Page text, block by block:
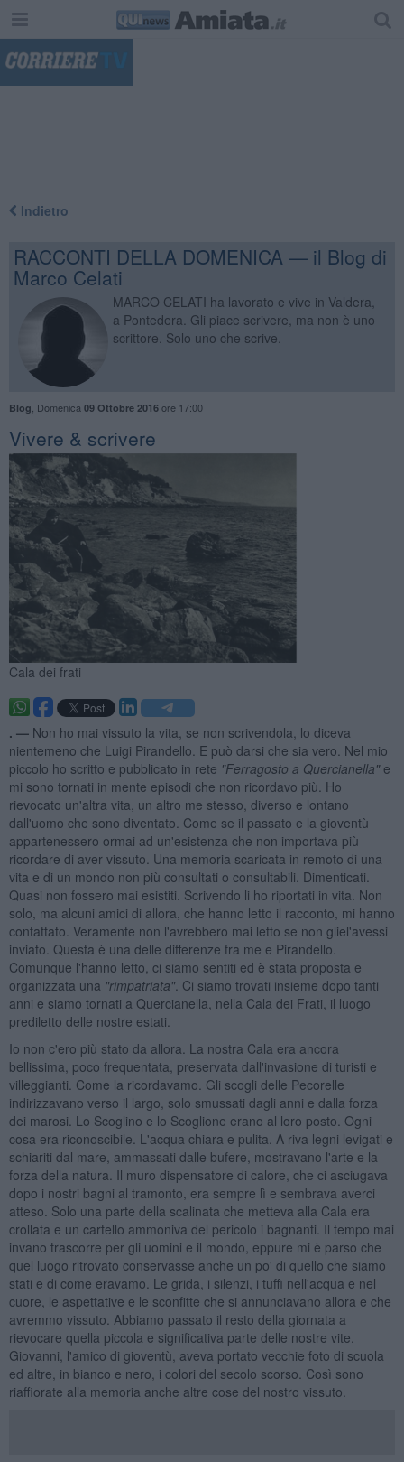
Indietro
RACCONTI DELLA DOMENICA — il Blog di
Marco Celati
MARCO CELATI ha lavorato e vive in Valdera,
a Pontedera. Gli piace scrivere, ma non è uno
scrittore. Solo uno che scrive.
Blog Domenica 09 Ottobre 2016ore 17:00
Vivere & scrivere
Cala dei frati
. — Non ho mai vissuto la vita, se non scrivendola, lo diceva
nientemeno che Luigi Pirandello. E può darsi che sia vero. Nel mio
piccolo ho scritto e pubblicato in rete "Ferragosto a Quercianella"e
mi sono tornati in mente episodi che non ricordavo più. Ho
rievocato un'altra vita, un altro me stesso, diverso e lontano
dall'uomo che sono diventato. Come se il passato e la gioventù
appartenessero ormai ad un'esistenza che non importava più
ricordare di aver vissuto. Una memoria scaricata in remoto di una
vita e di un mondo non più consultati o consultabili. Dimenticati.
Quasi non fossero mai esistiti. Scrivendo li ho riportati in vita. Non
solo, ma alcuni amici di allora, che hanno letto il racconto, mi hanno
contattato. Veramente non l'avrebbero mai letto se non gliel'avessi
inviato. Questa è una delle differenze fra me e Pirandello.
Comunque l'hanno letto, ci siamo sentiti ed è stata proposta e
organizzata una "rimpatriata". Ci siamo trovati insieme dopo tanti
anni e siamo tornati a Quercianella, nella Cala dei Frati, il luogo
prediletto delle nostre estati.
Io non c'ero più stato da allora. La nostra Cala era ancora
bellissima, poco frequentata, preservata dall'invasione di turisti e
villeggianti. Come la ricordavamo. Gli scogli delle Pecorelle
indirizzavano verso il largo, solo smussati dagli anni e dalla forza
dei marosi. Lo Scoglino e lo Scoglione erano al loro posto. Ogni
cosa era riconoscibile. L'acqua chiara e pulita. A riva legni levigati e
schiariti dal mare, ammassati dalle bufere, mostravano l'arte e la
forza della natura. Il muro dispensatore di calore, che ci asciugava
dopo i nostri bagni al tramonto, era sempre lì e sembrava averci
atteso. Solo una parte della scalinata che metteva alla Cala era
crollata e un cartello ammoniva del pericolo i bagnanti. Il tempo mai
invano trascorre per gli uomini e il mondo, eppure mi è parso che
quel luogo ritrovato conservasse anche un po' di quello che siamo
stati e di come eravamo. Le grida, i silenzi, i tuffi nell'acqua e nel
cuore, le aspettative e le sconfitte che si annunciavano allora e che
avremmo vissuto. Abbiamo passato il resto della giornata a
rievocare quella piccola e significativa parte delle nostre vite.
Giovanni, l'amico di gioventù, aveva portato vecchie foto di scuola
ed altre, in bianco e nero, i colori del secolo scorso. Così sono
riaffiorate alla memoria anche altre cose del nostro vissuto.